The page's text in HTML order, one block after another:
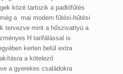
közé tartozik a padlófűtés
a mai modern fűtési-hűtési
tervezve mint a hőszivattyú a
H tarifálással is
kerten belül extra
a kötelező
a gyerekes családokra